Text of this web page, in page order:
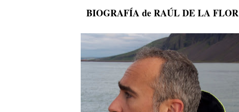
BIOGRAFÍA de RAÚL DE LA FLOR